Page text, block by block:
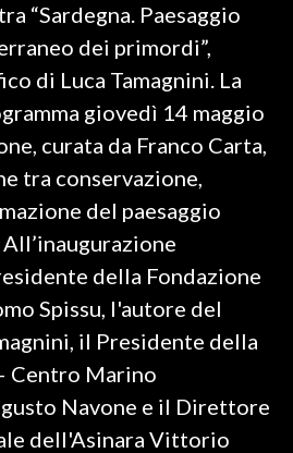
“Sardegna. Paesaggio
dei primordi”,
di Luca Tamagnini. La
giovedì 14 maggio
curata da Franco Carta,
tra conservazione,
del paesaggio
della Fondazione
Spissu, l'autore del
il Presidente della
Centro Marino
Navone e il Direttore
dell'Asinara Vittorio